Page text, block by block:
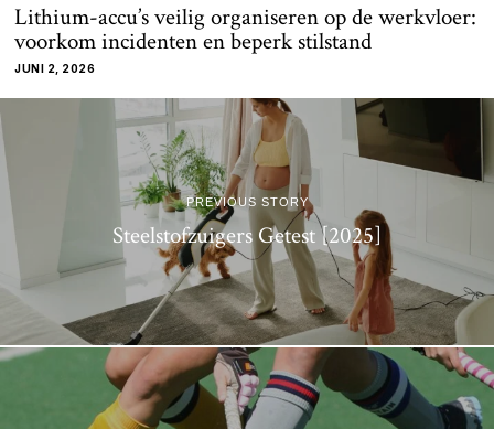
Lithium-accu’s veilig organiseren op de werkvloer:
voorkom incidenten en beperk stilstand
JUNI 2, 2026
PREVIOUS STORY
Steelstofzuigers Getest [2025]